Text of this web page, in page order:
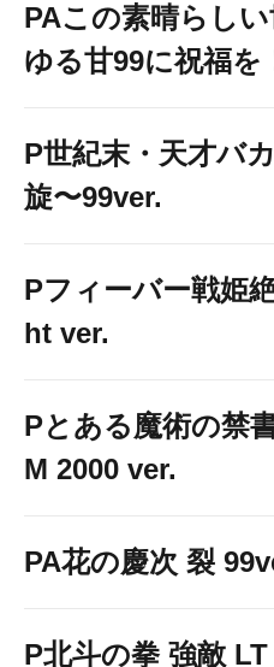
PAこの素晴らし
ゆる甘99に祝福を
P世紀末・天才バ
旋〜99ver.
Pフィーバー戦姫
ht ver.
Pとある魔術の禁
M 2000 ver.
PA花の慶次 裂
P北斗の拳 強敵 LT